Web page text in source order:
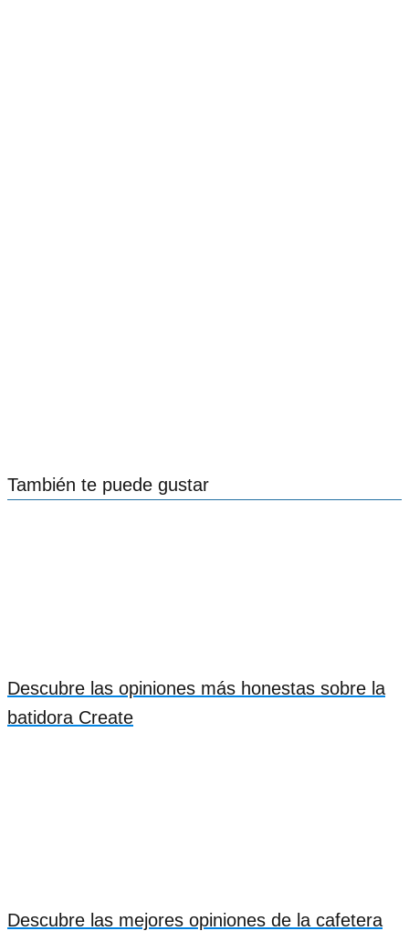
También te puede gustar
Descubre las opiniones más honestas sobre la
batidora Create
Descubre las mejores opiniones de la cafetera